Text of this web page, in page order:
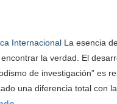
Internacional La esencia
la verdad. El
de investigación” es
una diferencia total con